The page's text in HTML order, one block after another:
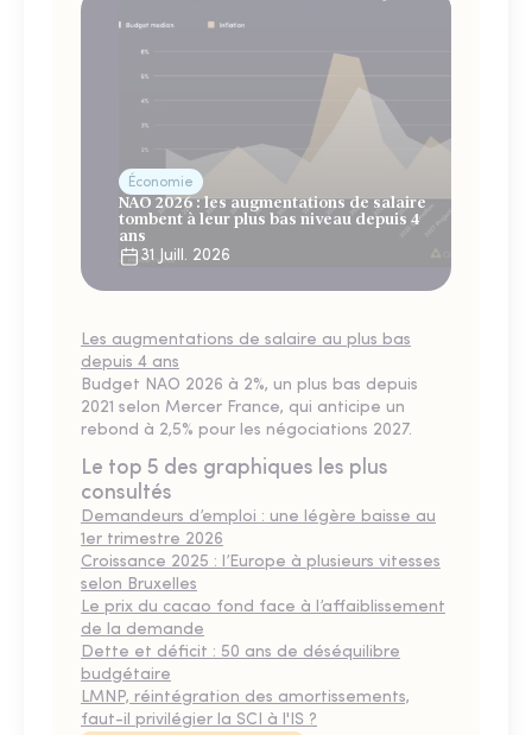
Économie
NAO 2026 : les augmentations de salaire
tombent à leur plus bas niveau depuis 4
ans
31 Juill. 2026
Les augmentations de salaire au plus bas
depuis 4 ans
Budget NAO 2026 à 2%, un plus bas depuis
2021 selon Mercer France, qui anticipe un
rebond à 2,5% pour les négociations 2027.
Le top 5 des graphiques les plus
consultés
Demandeurs d’emploi : une légère baisse au
1er trimestre 2026
Croissance 2025 : l’Europe à plusieurs vitesses
selon Bruxelles
Le prix du cacao fond face à l’affaiblissement
de la demande
Dette et déficit : 50 ans de déséquilibre
budgétaire
LMNP, réintégration des amortissements,
faut-il privilégier la SCI à l'IS ?